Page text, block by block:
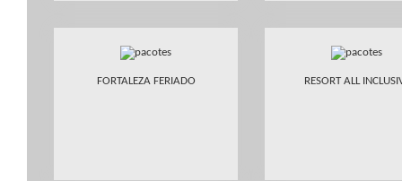
FORTALEZA FERIADO RESORT ALL